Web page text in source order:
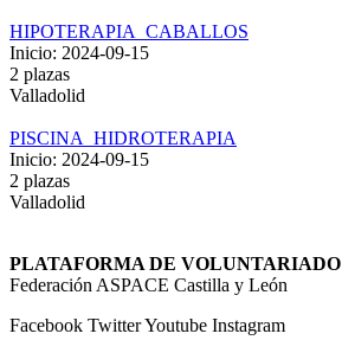
HIPOTERAPIA_CABALLOS
Inicio: 2024-09-15
2 plazas
Valladolid
PISCINA_HIDROTERAPIA
Inicio: 2024-09-15
2 plazas
Valladolid
PLATAFORMA DE VOLUNTARIADO
Federación ASPACE Castilla y León
Facebook TwitterYoutube Instagram